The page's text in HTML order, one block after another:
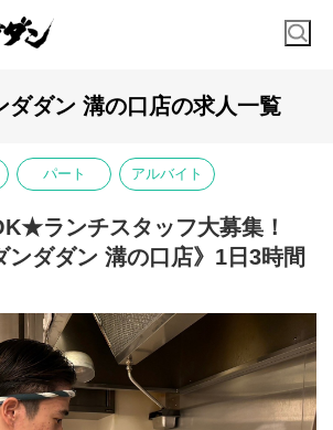
ダダン 溝の口店の求人一覧
パート アルバイト
ランチスタッフ大募集！
ンダダン 溝の口店》1日3時間